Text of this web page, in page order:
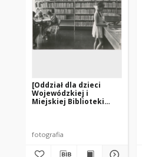
[Oddział dla dzieci
Wojewódzkiej i
Miejskiej Biblioteki
fotografia